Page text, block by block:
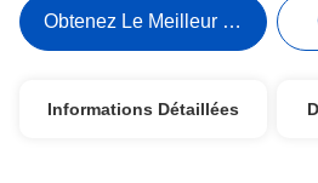
Obtenez Le Meilleur Prix
Informations Détaillées